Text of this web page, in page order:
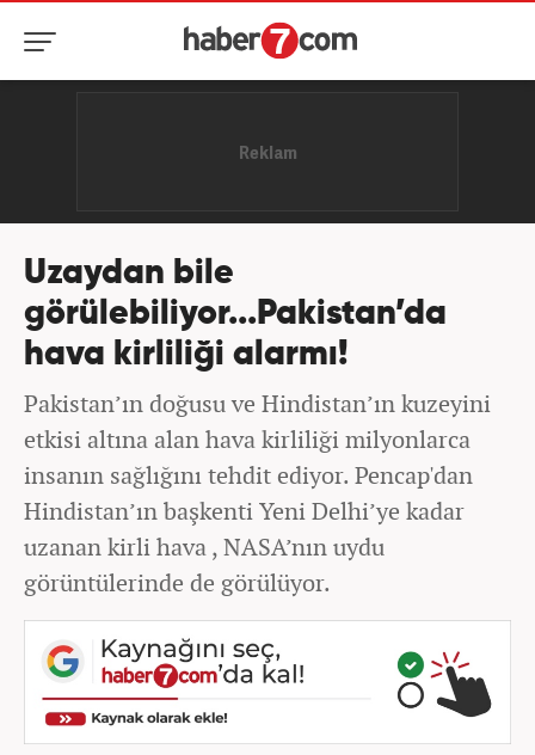
Uzaydan bile
görülebiliyor...Pakistan’da
hava kirliliği alarmı!
Pakistan’ın doğusu ve Hindistan’ın kuzeyini
etkisi altına alan hava kirliliği milyonlarca
insanın sağlığını tehdit ediyor. Pencap'dan
Hindistan’ın başkenti Yeni Delhi’ye kadar
uzanan kirli hava , NASA’nın uydu
görüntülerinde de görülüyor.